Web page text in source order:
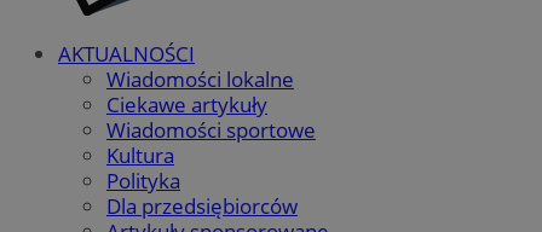
AKTUALNOŚCI
Wiadomości lokalne
Ciekawe artykuły
Wiadomości sportowe
Kultura
Polityka
Dla przedsiębiorców